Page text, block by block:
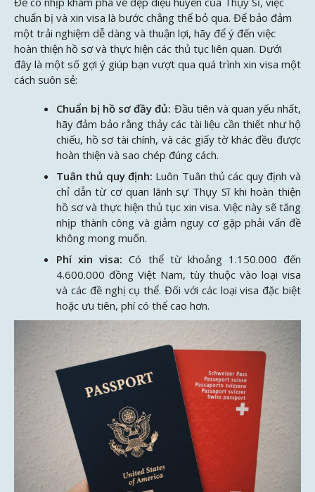
chuẩn bị và xin visa là bước chẳng thể bỏ qua. Để bảo đảm
một trải nghiệm dễ dàng và thuận lợi, hãy để ý đến việc
hoàn thiện hồ sơ và thực hiện các thủ tục liên quan. Dưới
đây là một số gợi ý giúp bạn vượt qua quá trình xin visa một
cách suôn sẻ:
Chuẩn bị hồ sơ đầy đủ: Đầu tiên và quan yếu nhất,
hãy đảm bảo rằng thảy các tài liệu cần thiết như hộ
chiếu, hồ sơ tài chính, và các giấy tờ khác đều được
hoàn thiện và sao chép đúng cách.
Tuân thủ quy định: Luôn Tuân thủ các quy định và
chỉ dẫn từ cơ quan lãnh sự Thụy Sĩ khi hoàn thiện
hồ sơ và thực hiện thủ tục xin visa. Việc này sẽ tăng
nhịp thành công và giảm nguy cơ gặp phải vấn đề
không mong muốn.
Phí xin visa: Có thể từ khoảng 1.150.000 đến
4.600.000 đồng Việt Nam, tùy thuộc vào loại visa
và các đề nghị cụ thể. Đối với các loại visa đặc biệt
hoặc ưu tiên, phí có thể cao hơn.